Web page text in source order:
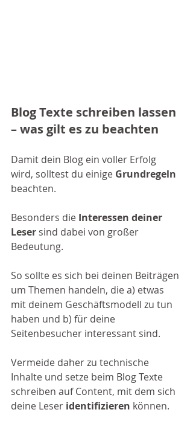
Blog Texte schreiben lassen
– was gilt es zu beachten
Damit dein Blog ein voller Erfolg
wird, solltest du einige Grundregeln
beachten.
Besonders die Interessen deiner
Leser sind dabei von großer
Bedeutung.
So sollte es sich bei deinen Beiträgen
um Themen handeln, die a) etwas
mit deinem Geschäftsmodell zu tun
haben und b) für deine
Seitenbesucher interessant sind.
Vermeide daher zu technische
Inhalte und setze beim Blog Texte
schreiben auf Content, mit dem sich
deine Leser identifizieren können.